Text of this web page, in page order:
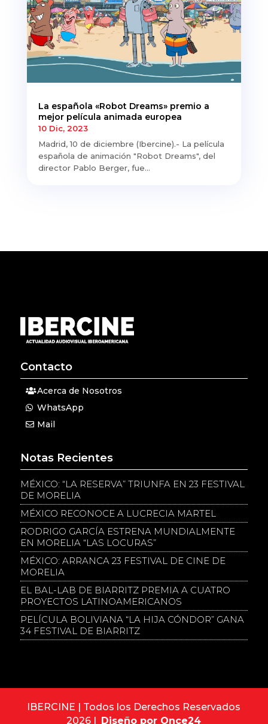
La española «Robot Dreams» premio a
mejor película animada europea
10 Dic, 2023
Madrid, 10 de diciembre (Ibercine).- La película
española de animación "Robot Dreams", del
director Pablo Berger, fue...
Contacto
Acerca de Nosotros
WhatsApp
Mail
Notas Recientes
MÉXICO: “LA RESERVA” TRIUNFA EN 23 FESTIVAL
DE MORELIA
MÉXICO RECONOCE A LUCRECIA MARTEL
RODRIGO GARCÍA ESTRENA MUNDIALMENTE
EN MORELIA “LAS LOCURAS”
MÉXICO: ARRANCA 23 FESTIVAL DE CINE DE
MORELIA
EL BAL-LAB DE BIARRITZ PREMIA A CUATRO
PROYECTOS LATINOAMERICANOS
PELÍCULA BOLIVIANA “LA HIJA CÓNDOR” GANA
34 FESTIVAL DE BIARRITZ
IBERCINE | Todos los Derechos Reservados
2026 | Diseño por Once24